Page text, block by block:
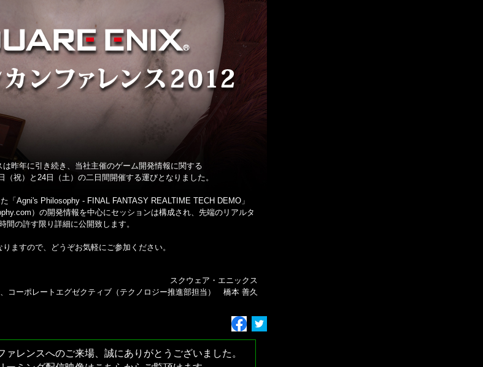
昨年に引き続き、当社主催のゲーム開発情報に関する
（祝）と24日（土）の二日間開催する運びとなりました。
「Agni's Philosophy - FINAL FANTASY REALTIME TECH DEMO」
）の開発情報を中心にセッションは構成され、先端のリアルタ
間の許す限り詳細に公開致します。
ますので、どうぞお気軽にご参加ください。
スクウェア・エニックス
コーポレートエグゼクティブ（テクノロジー推進部担当） 橋本 善久
ァレンスへのご来場、誠にありがとうございました。